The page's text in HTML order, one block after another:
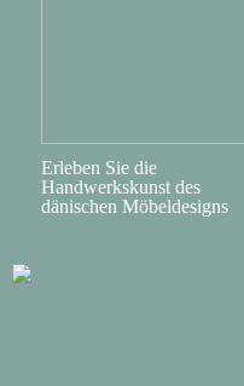
Erleben Sie die
Handwerkskunst des
dänischen Möbeldesigns